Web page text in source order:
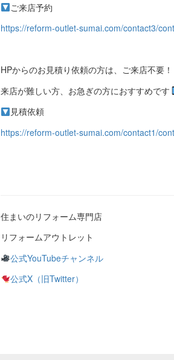
ご来店予約
https://reform-outlet-sumai.com/contact3/
HPからのお見積り依頼の方は、ご来店不要！
来店が難しい方、お急ぎの方におすすめです
見積依頼
https://reform-outlet-sumai.com/contact1/
住まいのリフォーム専門店
リフォームアウトレット
公式YouTubeチャンネル
公式X（旧Twitter）